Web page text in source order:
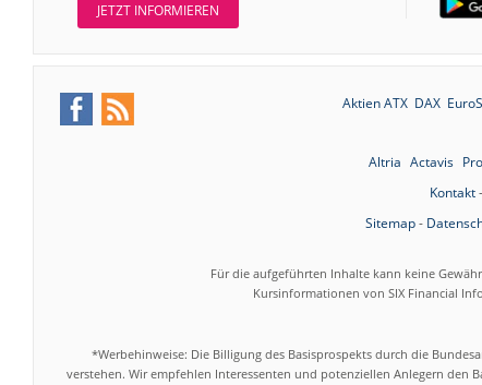
JETZT INFORMIEREN
Aktien ATX DAX
Altria Actavis
Kontakt-
Sitemap-
Für die aufgeführten Inhalte kann keine
Kursinformationen von SIX Financial
*Werbehinweise: Die Billigung des Basisprospekts durch die
verstehen. Wir empfehlen Interessenten und potenziellen Anlegern den